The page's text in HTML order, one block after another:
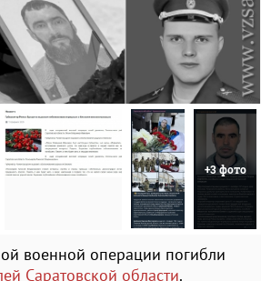
+3 фото
военной операции погибли
Саратовской области.